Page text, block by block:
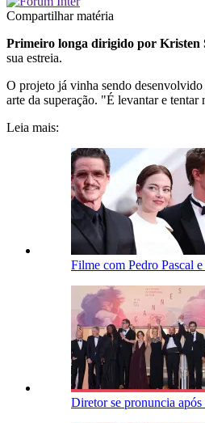
Compartilhar matéria
Primeiro longa dirigido por Kristen
sua estreia.
O projeto já vinha sendo
arte da superação. "É levantar e
Leia mais:
Filme com Pedro Pascal
Diretor se pronuncia